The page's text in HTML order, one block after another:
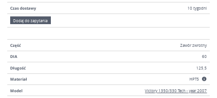
Czas dostawy 10 tygodni
Dodaj do zapytania
Część Zawór zwrotny
DIA 60
Długość 125,5
Materiał HPT5
Model Victory 1350/330 Tech - year 2007